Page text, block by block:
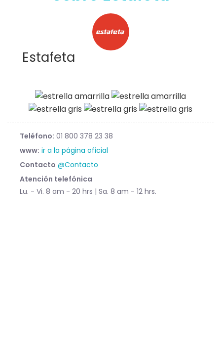
Estafeta
Teléfono: 01 800 378 23 38
www: ir a la página oficial
Contacto @Contacto
Atención telefónica
Lu. - Vi. 8 am - 20 hrs | Sa. 8 am - 12 hrs.